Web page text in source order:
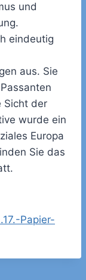
und
eindeutig
aus. Sie
Sicht der
wurde ein
Europa
Sie das
Papier-